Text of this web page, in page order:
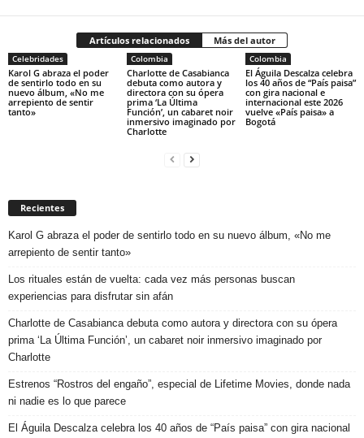
Artículos relacionados Más del autor
Celebridades
Karol G abraza el poder
de sentirlo todo en su
nuevo álbum, «No me
arrepiento de sentir
tanto»
Colombia
Charlotte de Casabianca
debuta como autora y
directora con su ópera
prima ‘La Última
Función’, un cabaret noir
inmersivo imaginado por
Charlotte
Colombia
El Águila Descalza celebra
los 40 años de “País paisa”
con gira nacional e
internacional este 2026
vuelve «País paisa» a
Bogotá
Recientes
Karol G abraza el poder de sentirlo todo en su nuevo álbum, «No me
arrepiento de sentir tanto»
Los rituales están de vuelta: cada vez más personas buscan
experiencias para disfrutar sin afán
Charlotte de Casabianca debuta como autora y directora con su ópera
prima ‘La Última Función’, un cabaret noir inmersivo imaginado por
Charlotte
Estrenos “Rostros del engaño”, especial de Lifetime Movies, donde nada
ni nadie es lo que parece
El Águila Descalza celebra los 40 años de “País paisa” con gira nacional